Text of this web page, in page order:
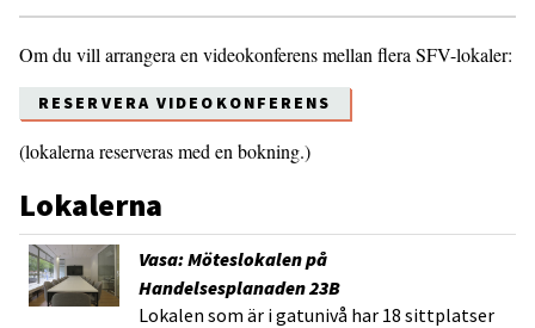
Om du vill arrangera en videokonferens mellan flera SFV-lokaler:
RESERVERA VIDEOKONFERENS
(lokalerna reserveras med en bokning.)
Lokalerna
Vasa: Möteslokalen på
Handelsesplanaden 23B
Lokalen som är i gatunivå har 18 sittplatser